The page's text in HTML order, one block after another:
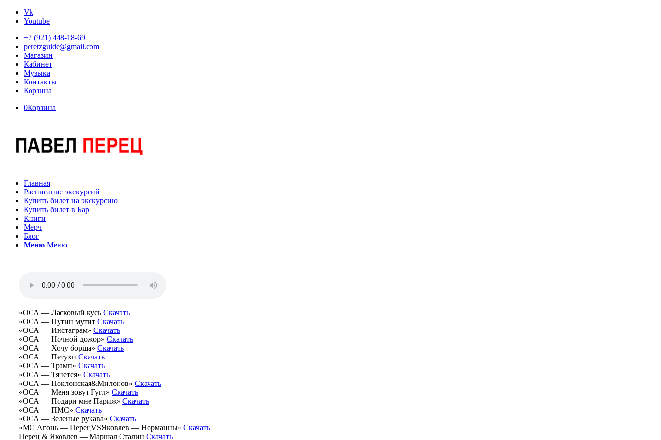
Vk
Youtube
+7 (921) 448-18-69
peretzguide@gmail.com
Магазин
Кабинет
Музыка
Контакты
Корзина
0Корзина
Главная
Расписание экскурсий
Купить билет на экскурсию
Купить билет в Бар
Книги
Мерч
Блог
Меню Меню
«ОСА — Ласковый кусь Скачать
«ОСА — Путин мутит Скачать
«ОСА — Инстаграм» Скачать
«ОСА — Ночной дожор» Скачать
«ОСА — Хочу борща» Скачать
«ОСА — Петухи Скачать
«ОСА — Трамп» Скачать
«ОСА — Тянется» Скачать
«ОСА — Поклонская&Милонов» Скачать
«ОСА — Меня зовут Гугл» Скачать
«ОСА — Подари мне Париж» Скачать
«ОСА — ПМС» Скачать
«ОСА — Зеленые рукава» Скачать
«МС Агонь — ПерецVSЯковлев — Норманны» Скачать
Перец & Яковлев — Маршал Сталин Скачать